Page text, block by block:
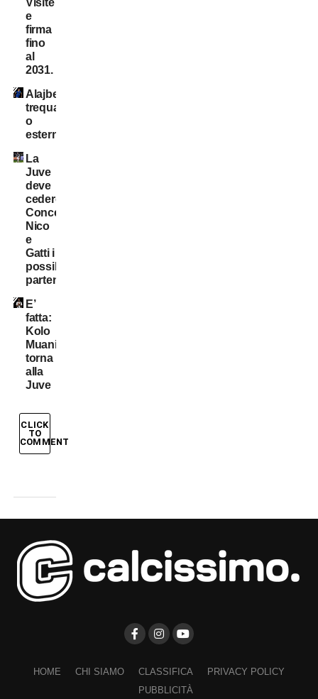
Visite
e
firma
fino
al
2031.
Alajbegovic
trequartista
o
esterno?
La
Juve
deve
cedere:
Conceição,
Nico
e
Gatti i
possibili
partenti
E’
fatta:
Kolo
Muani
torna
alla
Juve
CLICK
TO
COMMENT
HOME CHI SIAMO CLASSIFICA
PRIVACY POLICY
PUBBLICITÀ